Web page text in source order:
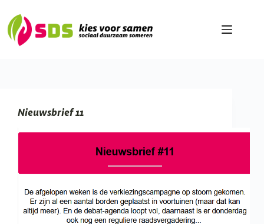
naar
de
inhoud
Nieuwsbrief 11